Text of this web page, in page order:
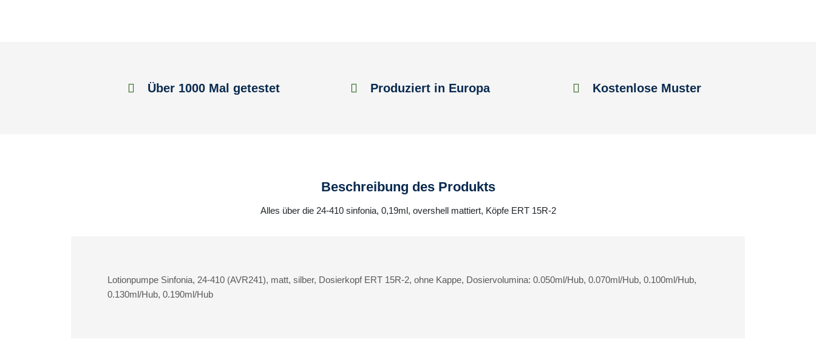
Über 1000 Mal getestet Produziert in Europa Kostenlose Muster
Beschreibung des Produkts
Alles über die 24-410 sinfonia, 0,19ml, overshell mattiert, Köpfe ERT 15R-2
Lotionpumpe Sinfonia, 24-410 (AVR241), matt, silber, Dosierkopf ERT 15R-2, ohne Kappe, Dosiervolumina: 0.050ml/Hub, 0.070ml/Hub, 0.100ml/Hub,
0.130ml/Hub, 0.190ml/Hub